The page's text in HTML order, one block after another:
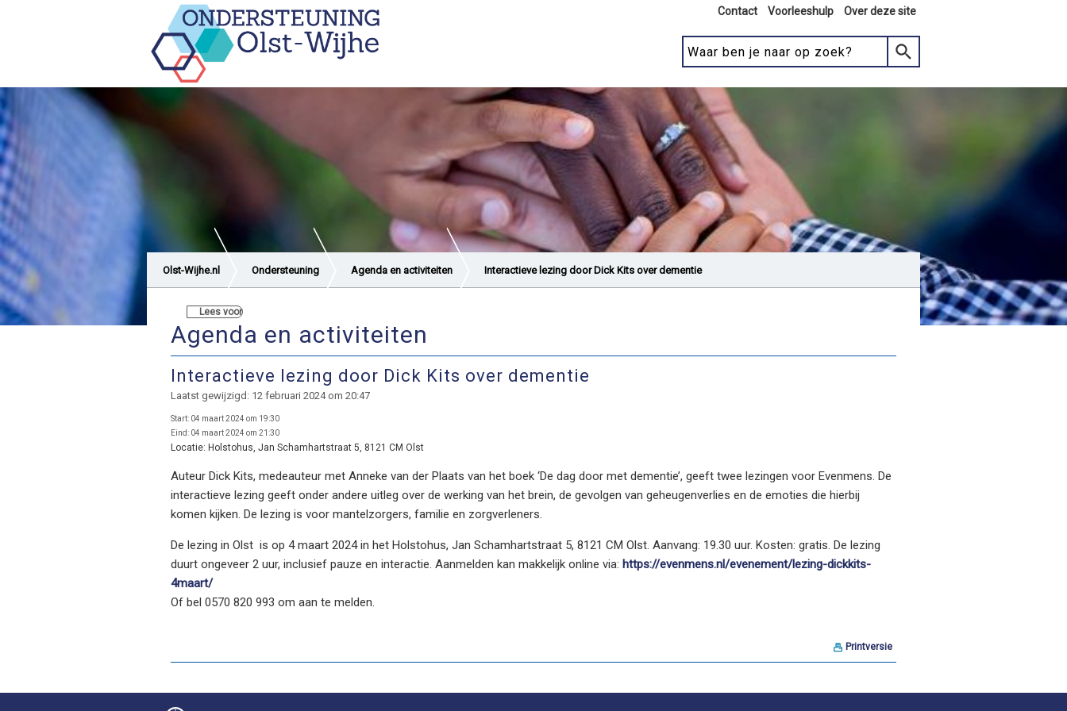
Contact Voorleeshulp Over deze site
Olst-Wijhe.nl Ondersteuning Agenda en activiteiten Interactieve lezing door Dick Kits over dementie
Lees voor
Agenda en activiteiten
Interactieve lezing door Dick Kits over dementie
Laatst gewijzigd: 12 februari 2024 om 20:47
Start: 04 maart 2024 om 19:30
Eind: 04 maart 2024 om 21:30
Locatie: Holstohus, Jan Schamhartstraat 5, 8121 CM Olst
Auteur Dick Kits, medeauteur met Anneke van der Plaats van het boek ‘De dag door met dementie’, geeft twee lezingen voor Evenmens. De
interactieve lezing geeft onder andere uitleg over de werking van het brein, de gevolgen van geheugenverlies en de emoties die hierbij
komen kijken. De lezing is voor mantelzorgers, familie en zorgverleners.
De lezing in Olst is op 4 maart 2024 in het Holstohus, Jan Schamhartstraat 5, 8121 CM Olst. Aanvang: 19.30 uur. Kosten: gratis. De lezing
duurt ongeveer 2 uur, inclusief pauze en interactie. Aanmelden kan makkelijk online via: https://evenmens.nl/evenement/lezing-dickkits-
4maart/
Of bel 0570 820 993 om aan te melden.
Printversie